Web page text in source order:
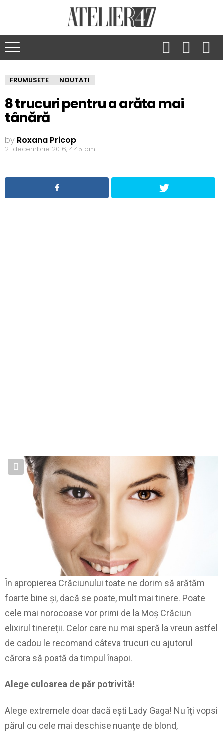
FRUMUSETE NOUTATI
8 trucuri pentru a arăta mai
tânără
by Roxana Pricop
21 decembrie 2016, 4:45 pm
În apropierea Crăciunului toate ne dorim să arătăm
foarte bine și, dacă se poate, mult mai tinere. Poate
cele mai norocoase vor primi de la Moș Crăciun
elixirul tinereții. Celor care nu mai speră la vreun astfel
de cadou le recomand câteva trucuri cu ajutorul
cărora să poată da timpul înapoi.
Alege culoarea de păr potrivită!
Alege extremele doar dacă ești Lady Gaga! Nu îți vopsi
părul cu cele mai deschise nuanțe de blond,